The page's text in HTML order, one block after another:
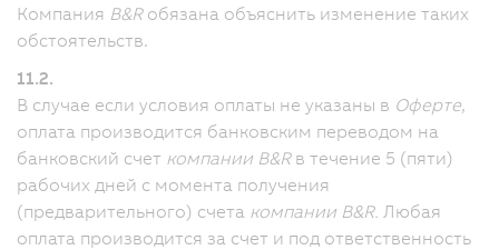
Компания B&Rобязана объяснить изменение таких
обстоятельств.
11.2.
В случае если условия оплаты не указаны в Оферте,
оплата производится банковским переводом на
банковский счет компании B&Rв течение 5 (пяти)
рабочих дней с момента получения
(предварительного) счета компании B&R. Любая
оплата производится за счет и под ответственность